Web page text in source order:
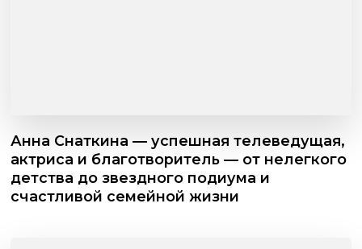
Анна Снаткина — успешная телеведущая,
актриса и благотворитель — от нелегкого
детства до звездного подиума и
счастливой семейной жизни